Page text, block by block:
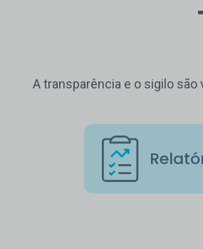
A transparência e o sigilo